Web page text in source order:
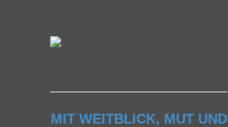
MIT WEITBLICK, MUT UND